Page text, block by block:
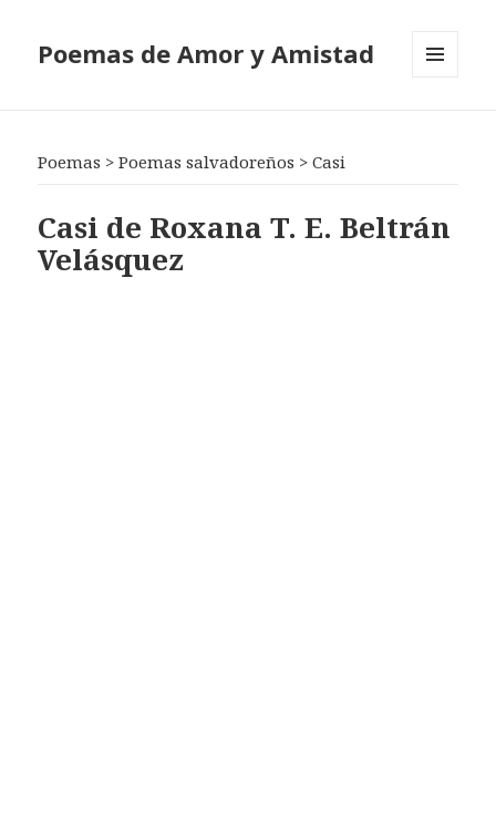
Poemas de Amor y Amistad
Poemas >Poemas salvadoreños >Casi
Casi de Roxana T. E. Beltrán
Velásquez